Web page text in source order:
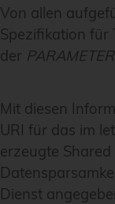
Von allen
Spezifikation für
der PARAMETER
Mit diesen
URI für das im
erzeugte
Dienst